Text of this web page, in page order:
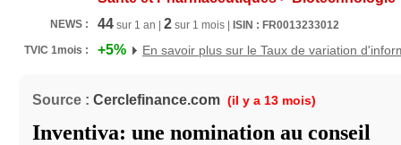
NEWS : 44 sur 1 an | 2 sur 1 mois |
ISIN : FR0013233012
TVIC 1mois :
+5% En savoir plus sur le Taux de variation
Source : Cerclefinance.com (il y a 13 mois)
Inventiva: une nomination au conseil